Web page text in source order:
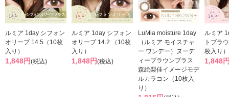
ルミア 1day シフォン
オリーブ 14.5（10枚
入り）
1,848円(税込)
ルミア 1day シフォン
オリーブ 14.2 （10枚
入り）
1,848円(税込)
LuMia moisture 1day
（ルミア モイスチャ
ー ワンデー）ヌーデ
ィーブラウンプラス
森絵梨佳イメージモデ
ルカラコン（10枚入
り）
ルミア
トブラ
枚入り）
1,848